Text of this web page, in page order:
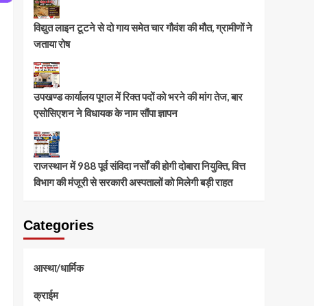
विद्युत लाइन टूटने से दो गाय समेत चार गौवंश की मौत, ग्रामीणों ने
जताया रोष
उपखण्ड कार्यालय पूगल में रिक्त पदों को भरने की मांग तेज, बार
एसोसिएशन ने विधायक के नाम सौंपा ज्ञापन
राजस्थान में 988 पूर्व संविदा नर्सों की होगी दोबारा नियुक्ति, वित्त
विभाग की मंजूरी से सरकारी अस्पतालों को मिलेगी बड़ी राहत
Categories
आस्था/धार्मिक
क्राईम